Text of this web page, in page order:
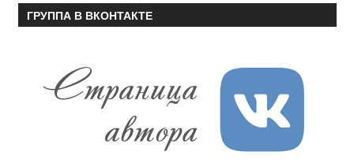
ГРУППА В ВКОНТАКТЕ